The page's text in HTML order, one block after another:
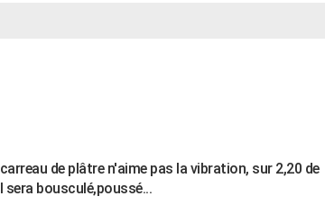
de plâtre n'aime pas la vibration, sur 2,20 de
bousculé,poussé...